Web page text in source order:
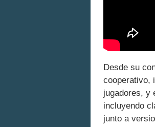
Desde su
cooperativo,
jugadores, y
incluyendo
junto a